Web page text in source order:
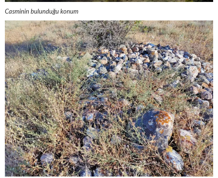
Casminin bulunduğu konum